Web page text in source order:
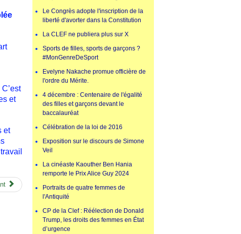
et
et
Le Congrès adopte l'inscription de la
liberté d'avorter dans la Constitution
La CLEF ne publiera plus sur X
Sports de filles, sports de garçons ?
#MonGenreDeSport
Evelyne Nakache promue officière de
l'ordre du Mérite.
4 décembre : Centenaire de l'égalité
des filles et garçons devant le
baccalauréat
Célébration de la loi de 2016
Exposition sur le discours de Simone
Veil
La cinéaste Kaouther Ben Hania
remporte le Prix Alice Guy 2024
Portraits de quatre femmes de
l'Antiquité
CP de la Clef : Réélection de Donald
Trump, les droits des femmes en État
d’urgence